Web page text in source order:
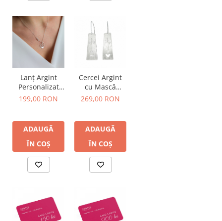
Lanț Argint
Personalizat
Mama
199,00 RON
ADAUGĂ
ÎN COȘ
Cercei Argint
cu Mască
Teatru
269,00 RON
ADAUGĂ
ÎN COȘ